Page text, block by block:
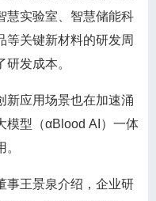
慧实验室、智慧储能科
等关键新材料的研发周
发成本。
应用场景也在加速涌
模型（αBlood AI）一体
王景泉介绍，企业研